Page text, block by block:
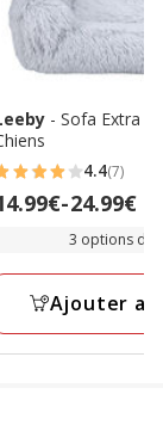
- Sofa Extra
étoiles
4.4(7)
24.99€
-24.99€
3 options de
Ajouter